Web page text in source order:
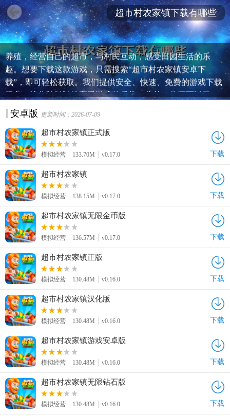
《超市村农家镇》是一款充满乡村风情的模拟经营游戏，让
你体验真实的乡村生活。在这个游戏中，你可以自由种植、
养殖，经营自己的超市，与村民互动，感受田园生活的乐
趣。想要下载这款游戏，只需搜索“超市村农家镇安卓下
载”，即可轻松获取。我们提供安全、快速、免费的游戏下载
服务，让你随时随地享受游戏的乐趣。此外，你还可以了
志同道合的玩家一起分享游戏心得。快来加入我们的行列，
开启你的乡村之旅吧！
超市村农家镇下载有哪些
安卓版 更新时间：2026-07-09
超市村农家镇正式版
模拟经营 133.70M v0.17.0 下载
超市村农家镇
模拟经营 138.15M v0.17.0 下载
超市村农家镇无限金币版
模拟经营 136.57M v0.17.0 下载
超市村农家镇正版
模拟经营 130.48M v0.16.0 下载
超市村农家镇汉化版
模拟经营 130.48M v0.16.0 下载
超市村农家镇游戏安卓版
模拟经营 130.48M v0.16.0 下载
超市村农家镇无限钻石版
模拟经营 130.48M v0.16.0 下载